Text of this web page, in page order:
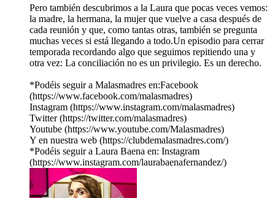
Pero también descubrimos a la Laura que pocas veces vemos:
la madre, la hermana, la mujer que vuelve a casa después de
cada reunión y que, como tantas otras, también se pregunta
muchas veces si está llegando a todo.Un episodio para cerrar
temporada recordando algo que seguimos repitiendo una y
otra vez: La conciliación no es un privilegio. Es un derecho.
*Podéis seguir a Malasmadres en:Facebook
(https://www.facebook.com/malasmadres)
Instagram (https://www.instagram.com/malasmadres)
Twitter (https://twitter.com/malasmadres)
Youtube (https://www.youtube.com/Malasmadres)
Y en nuestra web (https://clubdemalasmadres.com/)
*Podéis seguir a Laura Baena en: Instagram
(https://www.instagram.com/laurabaenafernandez/)